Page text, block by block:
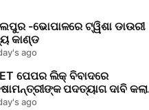
-ଭୋପାଳରେ ଟ୍ୱିଶା ଡାଉରୀ
କାଣ୍ଡ
ago
ପେପର ଲିକ୍‌ ବିବାଦରେ
ପଦତ୍ୟାଗ ଦାବି କଲା
ago